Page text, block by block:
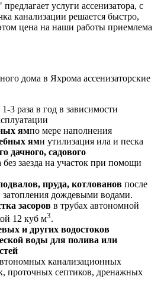
услуги ассенизатора, с
канализации решается быстро,
цена на наши работы приемлема
дома в Яхрома ассенизаторские
1-3 раза в год в зависимости
ямпо мере наполнения
ями утилизация ила и песка
дачного, садового
заезда на участок при помощи
пруда, котлованов после
дождевыми водами.
засоров в трубах автономной
12 куб м3.
и других водостоков
воды для полива или
канализационных
проточных септиков, дренажных